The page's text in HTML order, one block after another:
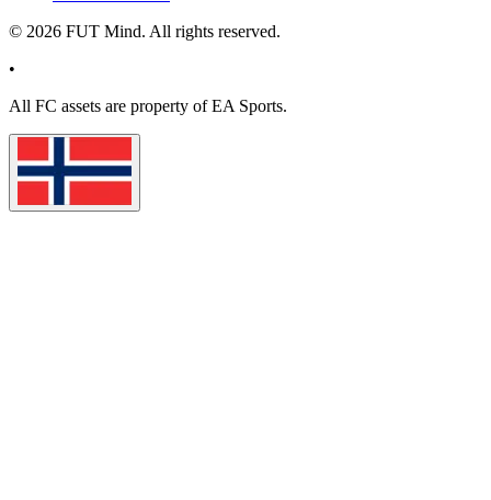
© 2026 FUT Mind. All rights reserved.
•
All FC assets are property of EA Sports.